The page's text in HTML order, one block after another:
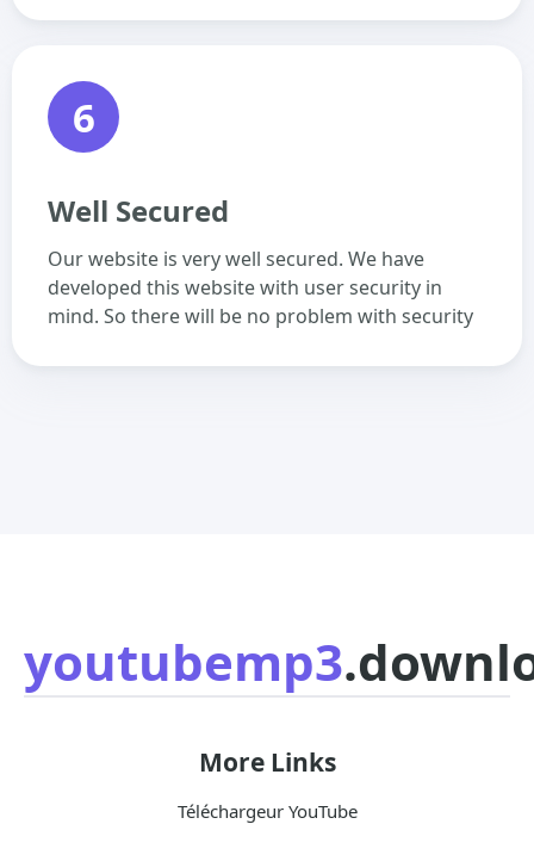
6
Well Secured
Our website is very well secured. We have
developed this website with user security in
mind. So there will be no problem with security
youtubemp3
More Links
Téléchargeur YouTube